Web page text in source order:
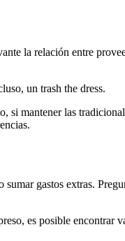
la relación entre
un trash the dress.
si mantener las
sumar gastos extras.
es posible encontrar